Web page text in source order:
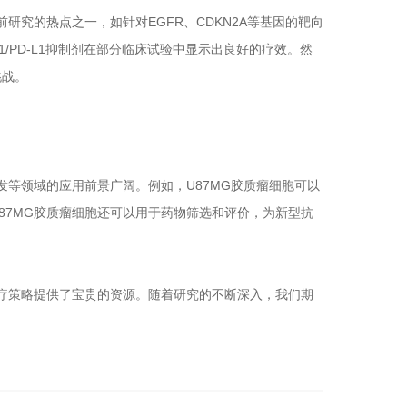
的热点之一，如针对EGFR、CDKN2A等基因的靶向
L1抑制剂在部分临床试验中显示出良好的疗效。然
。
领域的应用前景广阔。例如，U87MG胶质瘤细胞可以
胶质瘤细胞还可以用于药物筛选和评价，为新型抗
略提供了宝贵的资源。随着研究的不断深入，我们期